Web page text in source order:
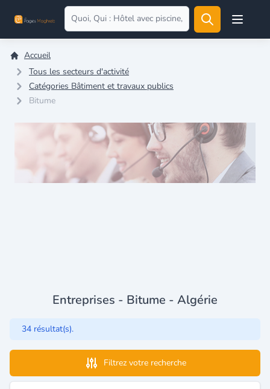
Open
Accueil
Tous les secteurs d'activité
Catégories Bâtiment et travaux publics
Bitume
Entreprises - Bitume - Algérie
34 résultat(s).
Filtrez votre recherche